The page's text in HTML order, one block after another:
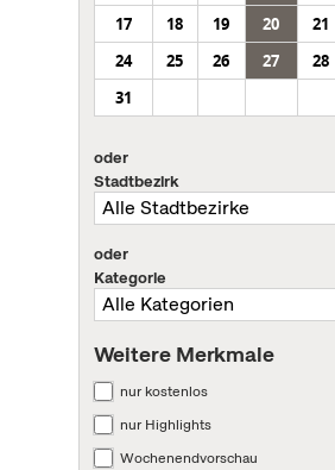
17
18 19 20 21
24
25 26 27 28
31
oder
Stadtbezirk
oder
Kategorie
Weitere Merkmale
nur kostenlos
nur Highlights
Wochenendvorschau